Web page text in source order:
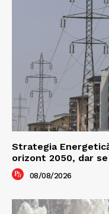
Strategia
orizont 2050, dar
08/08/2026